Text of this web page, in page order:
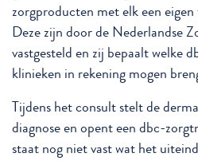
zorgproducten met elk een
Deze zijn door de Nederlandse
vastgesteld en zij bepaalt welke
klinieken in rekening mogen
Tijdens het consult stelt de
diagnose en opent een dbc-
staat nog niet vast wat het